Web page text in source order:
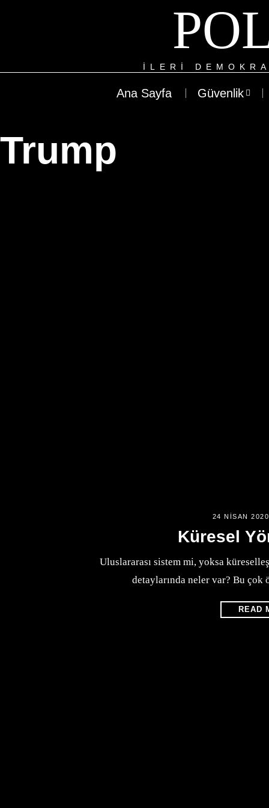
ILERI
Ana Sayfa Güvenlik
Trump
24 NISAN 2020
Küresel
Uluslararası sistem mi, yoksa
detaylarında neler var? Bu
READ